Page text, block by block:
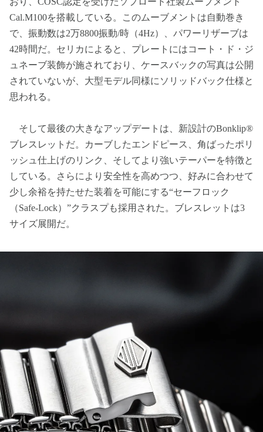
Cal.M100を搭載している。このムーブメントは自動巻き
で、振動数は2万8800振動/時（4Hz）、パワーリザーブは
42時間だ。セリカによると、プレートにはコート・ド・ジ
ュネーブ装飾が施されており、ケースバックの写真は公開
されていないが、大型モデル同様にソリッドバック仕様と
思われる。
そして最後の大きなアップデートは、新設計のBonklip®
ブレスレットだ。カーブしたエンドピース、角ばったポリ
ッシュ仕上げのリンク、そしてより強いテーパーを特徴と
している。さらにより安全性を高めつつ、好みに合わせて
少し余裕を持たせた装着を可能にする“セーフロック
（Safe-Lock）”クラスプも採用された。ブレスレットは3
サイズ展開だ。